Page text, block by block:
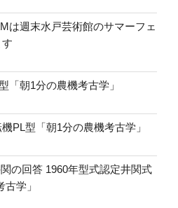
は週末水戸芸術館のサマーフェ
「朝1分の農機考古学」
PL型「朝1分の農機考古学」
の回答 1960年型式認定井関式
学」